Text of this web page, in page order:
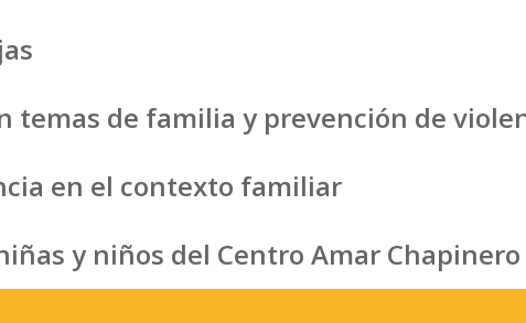
temas de familia y prevención de
en el contexto familiar
y niños del Centro Amar Chapinero